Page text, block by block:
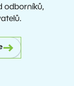
odborníků,